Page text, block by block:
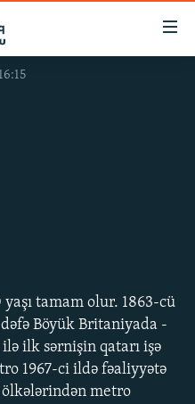
tamam olur. 1863-cü
Böyük Britaniyada -
ilk sərnişin qatarı işə
1967-ci ildə fəaliyyətə
ölkələrindən metro